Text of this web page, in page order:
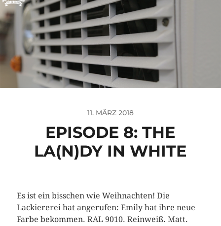
11. MÄRZ 2018
EPISODE 8: THE
LA(N)DY IN WHITE
Es ist ein bisschen wie Weihnachten! Die
Lackiererei hat angerufen: Emily hat ihre neue
Farbe bekommen. RAL 9010. Reinweiß. Matt.